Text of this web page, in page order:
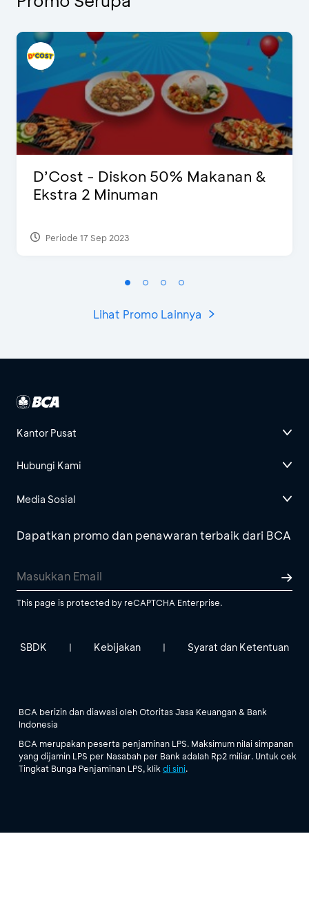
D’Cost - Diskon 50% Makanan &
Ekstra 2 Minuman
Periode 17 Sep 2023
Lihat Promo Lainnya
Kantor Pusat
Hubungi Kami
Media Sosial
Dapatkan promo dan penawaran terbaik dari BCA
This page is protected by reCAPTCHA Enterprise.
SBDK | Kebijakan | Syarat dan Ketentuan
BCA berizin dan diawasi oleh Otoritas Jasa Keuangan & Bank
Indonesia
BCA merupakan peserta penjaminan LPS. Maksimum nilai simpanan
yang dijamin LPS per Nasabah per Bank adalah Rp2 miliar. Untuk cek
Tingkat Bunga Penjaminan LPS, klik di sini.